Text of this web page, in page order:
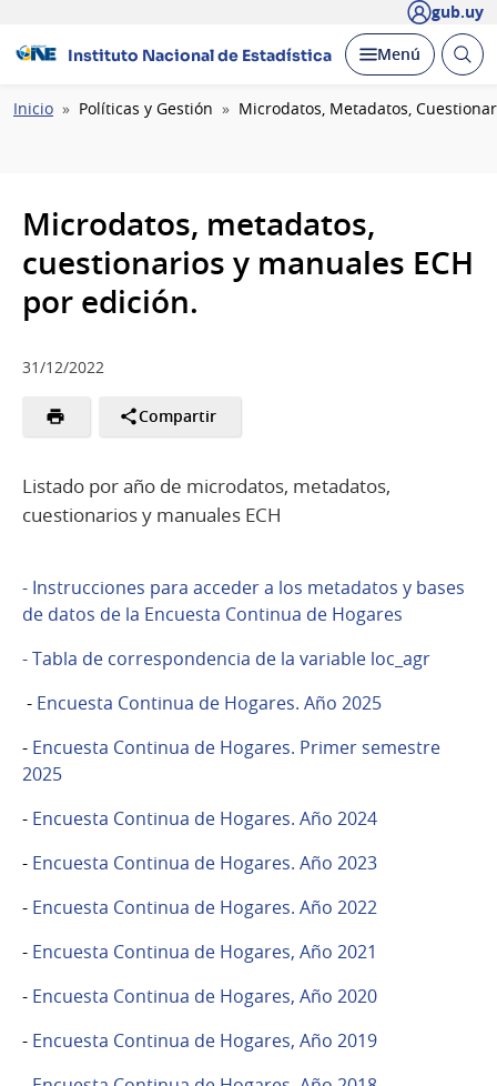
gub.uy
Instituto Nacional de Estadística Desplegar
Menú Abrir
Ruta
Inicio Políticas y Gestión Microdatos, Metadatos,
Microdatos, metadatos,
cuestionarios y manuales ECH
por edición.
31/12/2022
Compartir
Listado por año de microdatos, metadatos,
cuestionarios y manuales ECH
- Instrucciones para acceder a los metadatos y bases
de datos de la Encuesta Continua de Hogares
- Tabla de correspondencia de la variable loc_agr
- Encuesta Continua de Hogares. Año 2025
- Encuesta Continua de Hogares. Primer semestre
2025
- Encuesta Continua de Hogares. Año 2024
- Encuesta Continua de Hogares. Año 2023
- Encuesta Continua de Hogares. Año 2022
- Encuesta Continua de Hogares, Año 2021
- Encuesta Continua de Hogares, Año 2020
- Encuesta Continua de Hogares, Año 2019